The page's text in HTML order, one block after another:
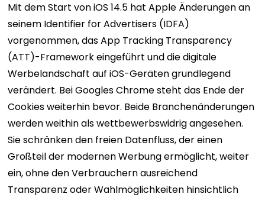
Mit dem Start von iOS 14.5 hat Apple Änderungen an
seinem Identifier for Advertisers (IDFA)
vorgenommen, das App Tracking Transparency
(ATT)-Framework eingeführt und die digitale
Werbelandschaft auf iOS-Geräten grundlegend
verändert. Bei Googles Chrome steht das Ende der
Cookies weiterhin bevor. Beide Branchenänderungen
werden weithin als wettbewerbswidrig angesehen.
Sie schränken den freien Datenfluss, der einen
Großteil der modernen Werbung ermöglicht, weiter
ein, ohne den Verbrauchern ausreichend
Transparenz oder Wahlmöglichkeiten hinsichtlich